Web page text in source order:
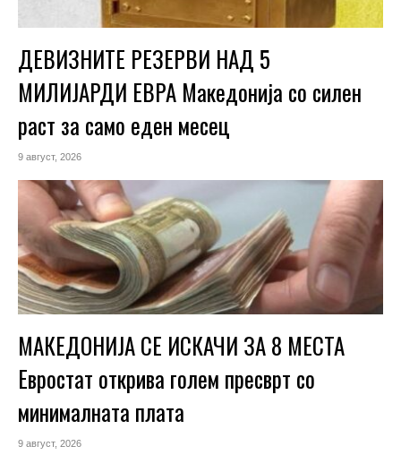
ДЕВИЗНИТЕ РЕЗЕРВИ НАД 5
МИЛИЈАРДИ ЕВРА Македонија со силен
раст за само еден месец
9 август, 2026
МАКЕДОНИЈА СЕ ИСКАЧИ ЗА 8 МЕСТА
Евростат открива голем пресврт со
минималната плата
9 август, 2026